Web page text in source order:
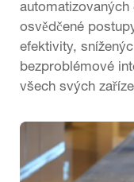
automatizovaných
osvědčené
efektivity,
bezproblémové
všech svých